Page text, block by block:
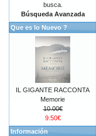
busca.
Búsqueda Avanzada
Que es lo Nuevo ?
IL GIGANTE RACCONTA
Memorie
10.00€
9.50€
Información